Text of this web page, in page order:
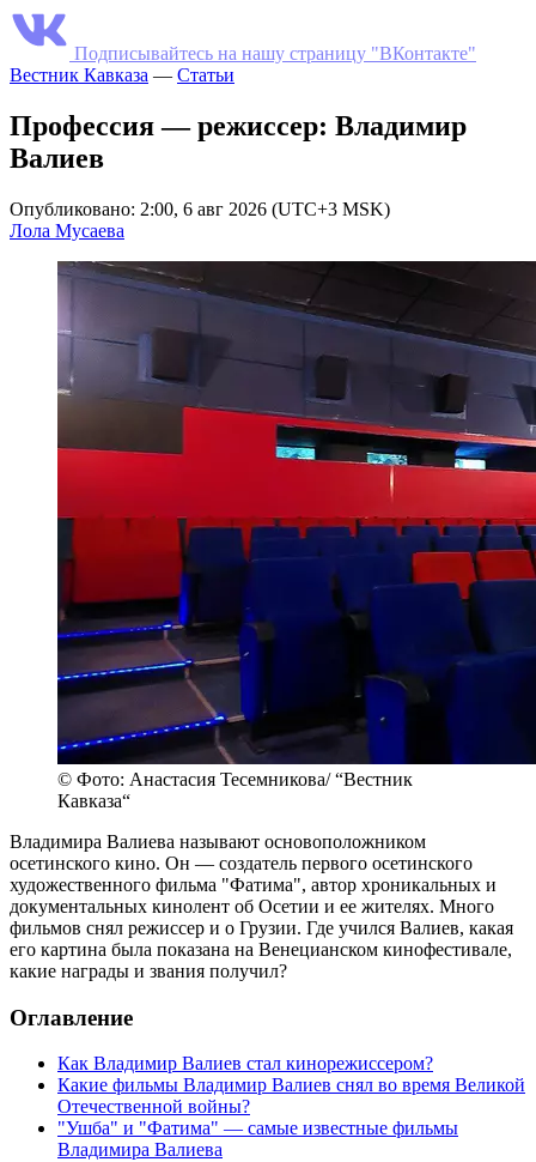
Подписывайтесь на нашу страницу "ВКонтакте"
Вестник Кавказа — Статьи
Профессия — режиссер: Владимир
Валиев
Опубликовано: 2:00, 6 авг 2026 (UTC+3 MSK)
Лола Мусаева
© Фото: Анастасия Тесемникова/ “Вестник
Кавказа“
Владимира Валиева называют основоположником
осетинского кино. Он — создатель первого осетинского
художественного фильма "Фатима", автор хроникальных и
документальных кинолент об Осетии и ее жителях. Много
фильмов снял режиссер и о Грузии. Где учился Валиев, какая
его картина была показана на Венецианском кинофестивале,
какие награды и звания получил?
Оглавление
Как Владимир Валиев стал кинорежиссером?
Какие фильмы Владимир Валиев снял во время Великой
Отечественной войны?
"Ушба" и "Фатима" — самые известные фильмы
Владимира Валиева